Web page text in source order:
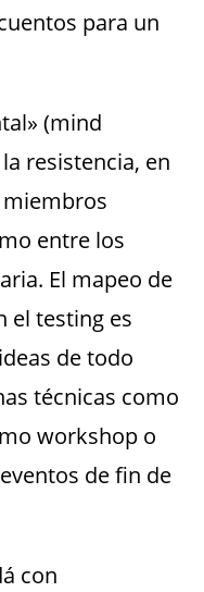
para un
(mind
resistencia, en
entre los
El mapeo de
el testing es
de todo
técnicas como
workshop o
de fin de
con